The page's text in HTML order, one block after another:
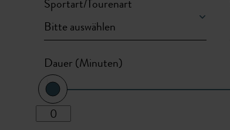
Sportart/Tourenart
Dauer (Minuten)
h minimum
h maximum